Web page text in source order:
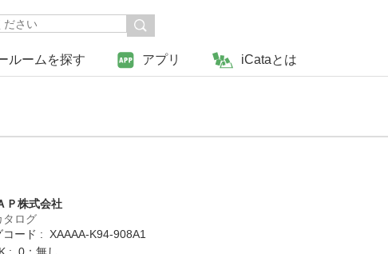
ルームを探す アプリ iCataとは
Ｐ株式会社
タログ
コード : XAAAA-K94-908A1